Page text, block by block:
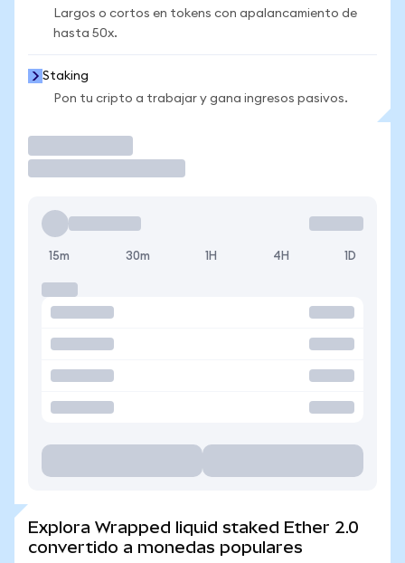
Largos o cortos en tokens con apalancamiento de
hasta 50x.
Staking
Pon tu cripto a trabajar y gana ingresos pasivos.
15m 30m 1H 4H 1D
Explora Wrapped liquid staked Ether 2.0
convertido a monedas populares